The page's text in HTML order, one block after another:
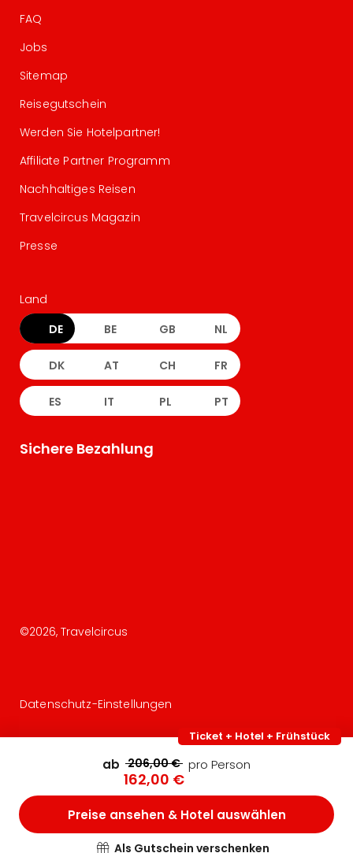
Ticket + Hotel + Frühstück
ab 206,00 €
162,00 €
pro Person
Preise ansehen & Hotel auswählen
Als Gutschein verschenken
FAQ
Jobs
Sitemap
Reisegutschein
Werden Sie Hotelpartner!
Affiliate Partner Programm
Nachhaltiges Reisen
Travelcircus Magazin
Presse
Land
DE BE GB NL
DK AT CH FR
ES IT PL PT
Sichere Bezahlung
©2026, Travelcircus
Datenschutz-Einstellungen